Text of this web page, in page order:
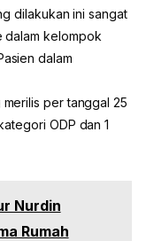
dilakukan ini sangat
dalam kelompok
dalam
per tanggal 25
ODP dan 1
Nurdin
Rumah